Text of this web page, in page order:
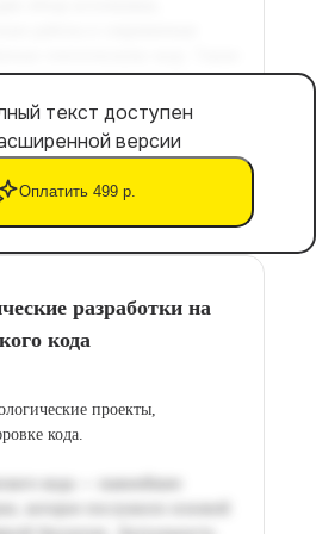
текст доступен
версии
Оплатить 499 р.
разработки на
кода
проекты,
кода.